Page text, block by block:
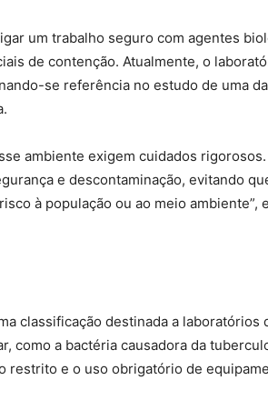
um trabalho seguro com agentes
de contenção. Atualmente, o
se referência no estudo de uma
ambiente exigem cuidados
e descontaminação, evitando
à população ou ao meio ambiente”,
classificação destinada a laboratórios
como a bactéria causadora da
restrito e o uso obrigatório de